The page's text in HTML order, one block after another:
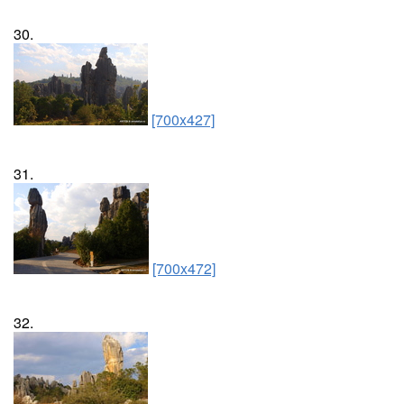
30.
[700x427]
31.
[700x472]
32.